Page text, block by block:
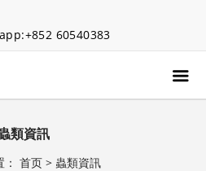
60540383
類資訊
首页> 蟲類資訊